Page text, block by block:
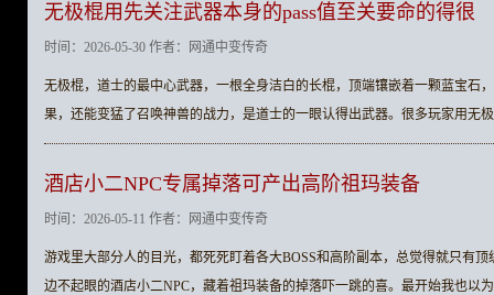
无极棍用先关注武器本身的pass值至关要命的得很
时间：2026-05-30 作者：网通中变传奇
无极棍，道士的最中心武器，一根全身洁白的长棍，顶端镶嵌着一颗蓝宝石
果，还能变猛了召唤神兽的战力，是道士的一眼认得出武器。很多玩家用无
酒店小二NPC专属掉落可产出高阶祖玛装备
时间：2026-05-11 作者：网通中变传奇
游戏里大部分人的目光，都死死盯着各大BOSS和高阶副本，总觉得就只有
边不起眼的酒店小二NPC，藏着祖玛装备的掉落吓一跳的喜。最开始我也以